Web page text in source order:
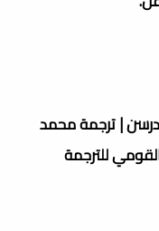
| ترجمة محمد
للترجمة